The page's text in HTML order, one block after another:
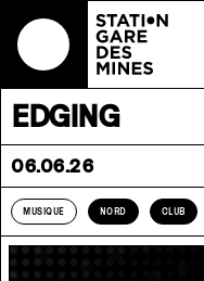
EDGING
06.06.26
MUSIQUE NORD CLUB